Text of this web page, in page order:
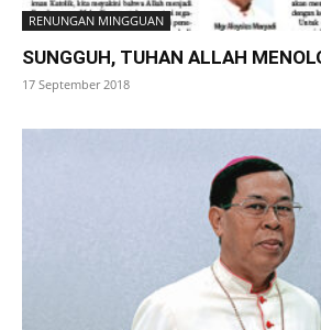
RENUNGAN MINGGUAN
SUNGGUH, TUHAN ALLAH
17 September 2018